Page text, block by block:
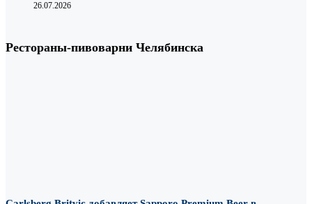
26.07.2026
Рестораны-пивоварни Челябинска